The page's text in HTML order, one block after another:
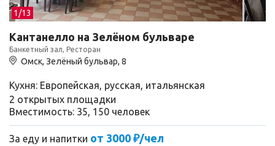
1/13
Кантанелло на Зелёном бульваре
Банкетный зал, Ресторан
Омск, Зелёный бульвар, 8
Кухня: Европейская, русская, итальянская
2 открытых площадки
Вместимость: 35, 150 человек
За еду и напитки от 3000 ₽/чел